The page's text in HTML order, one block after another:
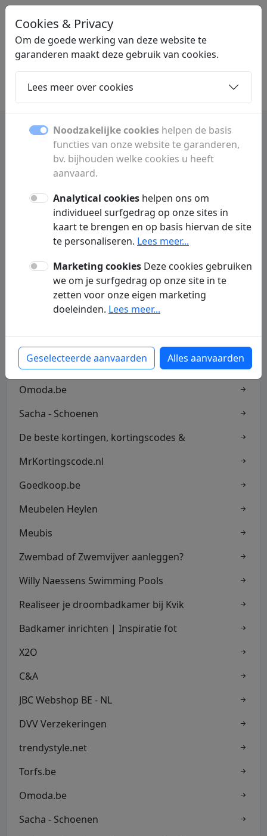
STERKSTARTEN.NL
Home Dochters Contact
Webhosting | snelle en
betrouwbare hosting voor
websites
Alles over webhosting: van shared en VPS
hosting tot cloudoplossingen. Ontdek hoe je
een website snel, veilig en stabiel online zet
met de juiste hosting.
Torfs.be
Omoda.be
Sacha - Schoenen
De beste kortingen, kortingscodes &
MrKortingscode.nl
Goedkoop.be
Meubelen Heylen
Meubis
Zwembad of Zwemvijver aanleggen?
Willy Naessens Swimming Pools
Realiseer je droombadkamer bij Kvik
Badkamer inrichten | Inspiratie fot
X2O
C&A
JBC Webshop BE - NL
DVV Verzekeringen
trendystyle.net
Torfs.be
Omoda.be
Sacha - Schoenen
Cookies & Privacy
Om de goede werking van deze website te
garanderen maakt deze gebruik van cookies.
Lees meer over cookies
Noodzakelijke cookies helpen de basis
functies van onze website te garanderen,
bv. bijhouden welke cookies u heeft
aanvaard.
Analytical cookies helpen ons om
individueel surfgedrag op onze sites in
kaart te brengen en op basis hiervan de site
te personaliseren. Lees meer...
Marketing cookies Deze cookies gebruiken
we om je surfgedrag op onze site in te
zetten voor onze eigen marketing
doeleinden. Lees meer...
Geselecteerde aanvaarden Alles aanvaarden